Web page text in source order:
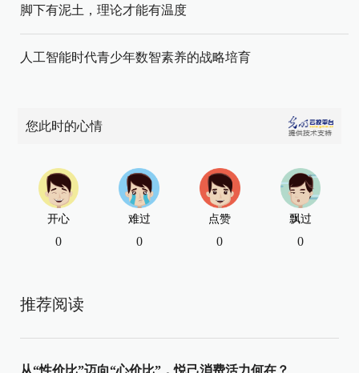
脚下有泥土，理论才能有温度
人工智能时代青少年数智素养的战略培育
您此时的心情
开心
0
难过
0
点赞
0
飘过
0
推荐阅读
从“性价比”迈向“心价比”，悦己消费活力何在？